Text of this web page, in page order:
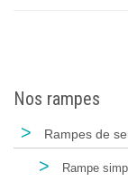
Nos rampes
> Rampes de
> Rampe